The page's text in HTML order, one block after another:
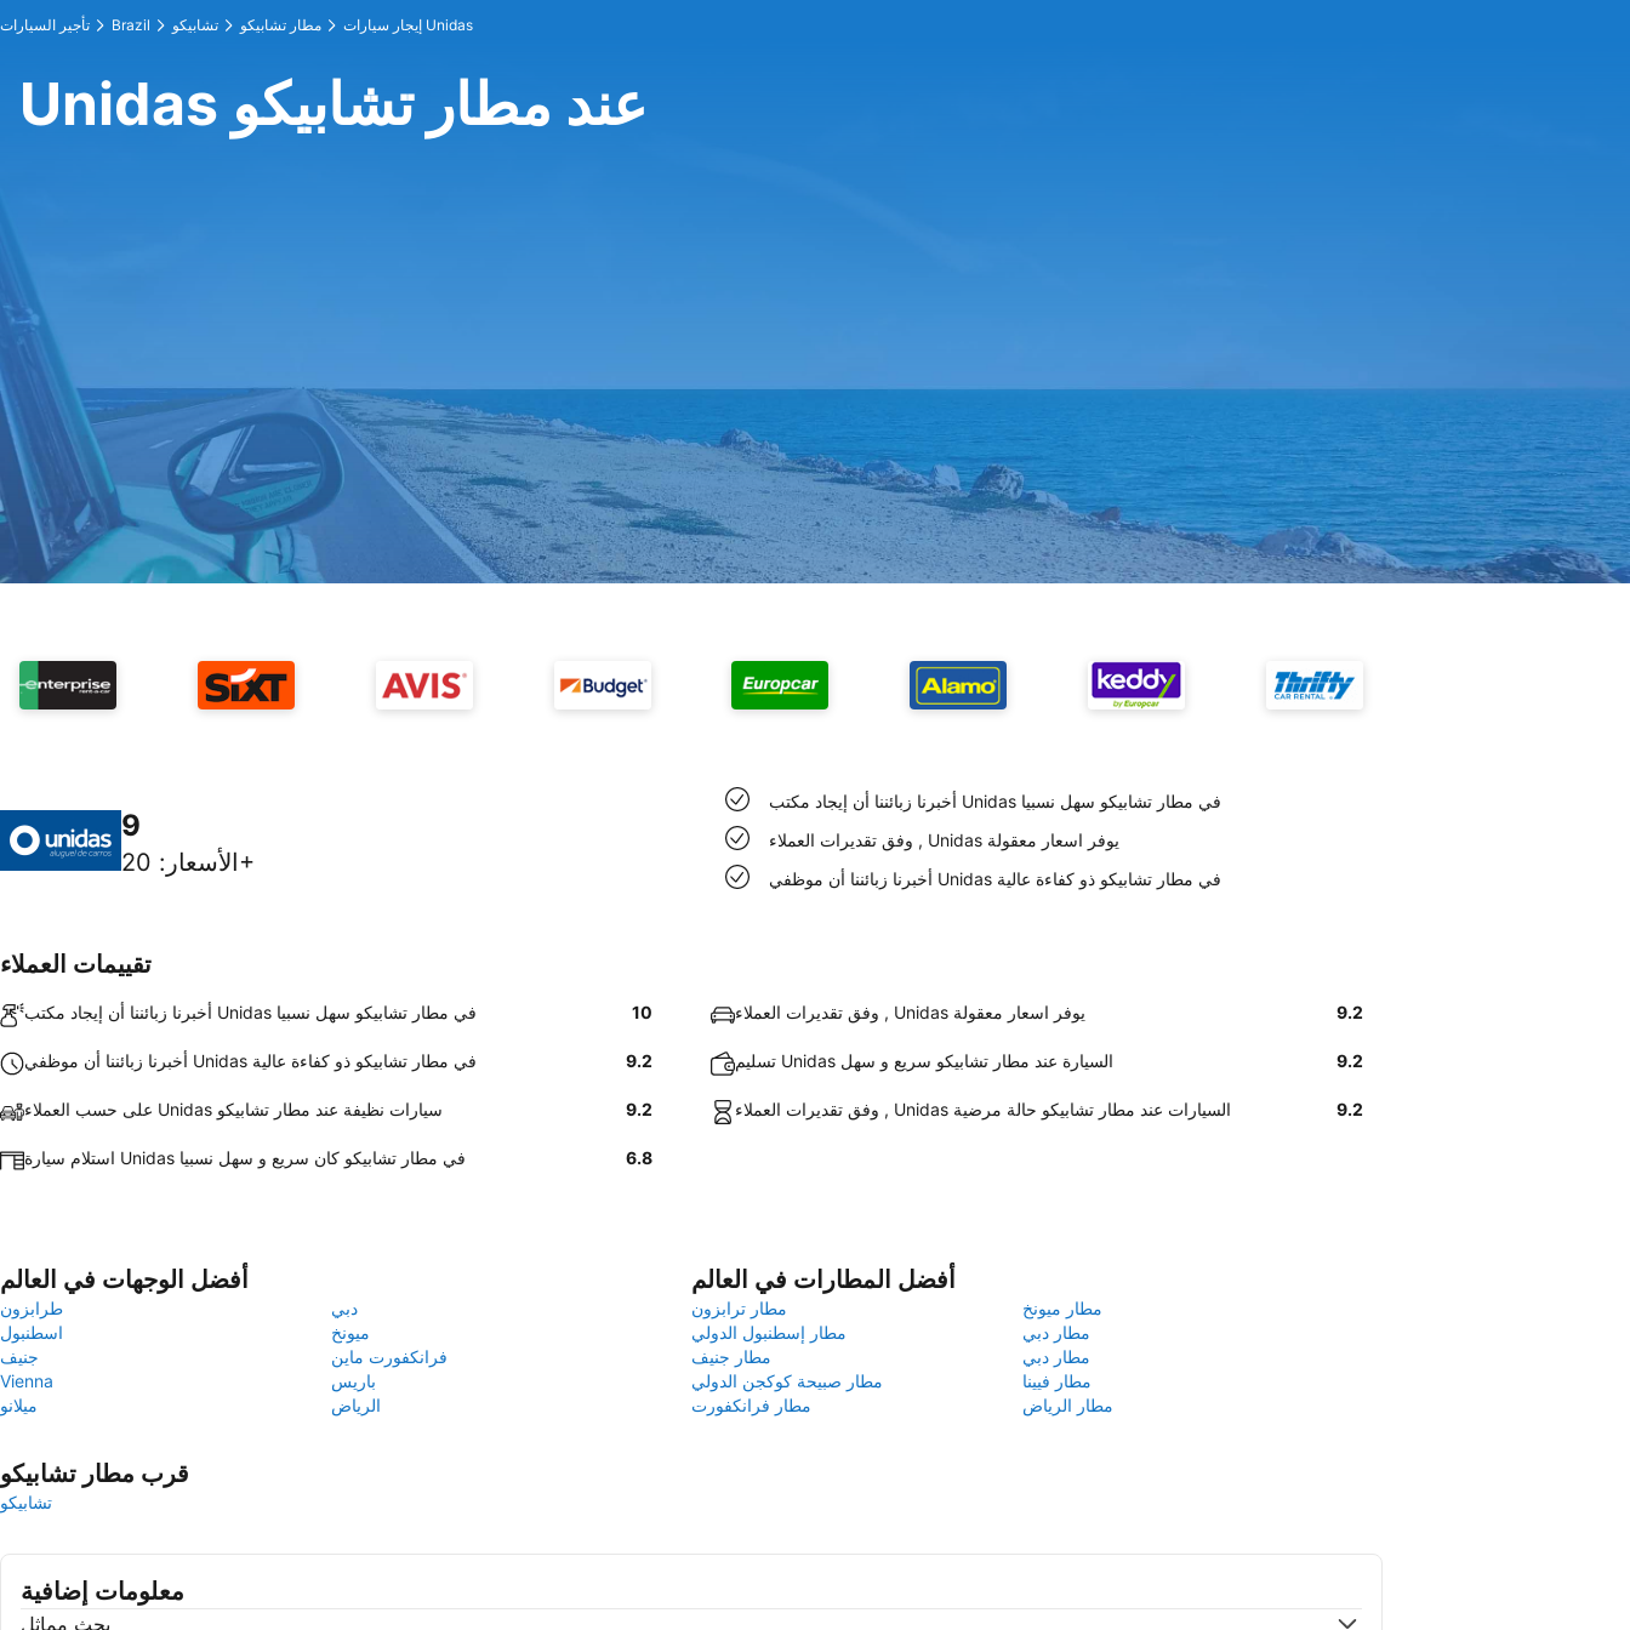
تأجير السيارات Brazil تشابيكو مطار تشابيكو إيجار سيارات Unidas
Unidas عند مطار تشابيكو
9
الأسعار : 20+
أخبرنا زبائننا أن إيجاد مكتب Unidas في مطار تشابيكو سهل نسبيا
وفق تقديرات العملاء , Unidas يوفر اسعار معقولة
أخبرنا زبائننا أن موظفي Unidas في مطار تشابيكو ذو كفاءة عالية
تقييمات العملاء
أخبرنا زبائننا أن إيجاد مكتب Unidas في مطار تشابيكو سهل نسبيا 10 وفق تقديرات العملاء , Unidas يوفر اسعار معقولة 9.2
أخبرنا زبائننا أن موظفي Unidas في مطار تشابيكو ذو كفاءة عالية 9.2 تسليم Unidas السيارة عند مطار تشابيكو سريع و سهل 9.2
على حسب العملاء Unidas سيارات نظيفة عند مطار تشابيكو 9.2 وفق تقديرات العملاء , Unidas السيارات عند مطار تشابيكو حالة مرضية 9.2
استلام سيارة Unidas في مطار تشابيكو كان سريع و سهل نسبيا 6.8
أفضل الوجهات في العالم
طرابزون
دبي
اسطنبول
ميونخ
جنيف
فرانكفورت ماين
Vienna
باريس
ميلانو
الرياض
أفضل المطارات في العالم
مطار ترابزون
مطار ميونخ
مطار إسطنبول الدولي
مطار دبي
مطار جنيف
مطار دبي
مطار صبيحة كوكجن الدولي
مطار فيينا
مطار فرانكفورت
مطار الرياض
قرب مطار تشابيكو
تشابيكو
معلومات إضافية
بحث مماثل